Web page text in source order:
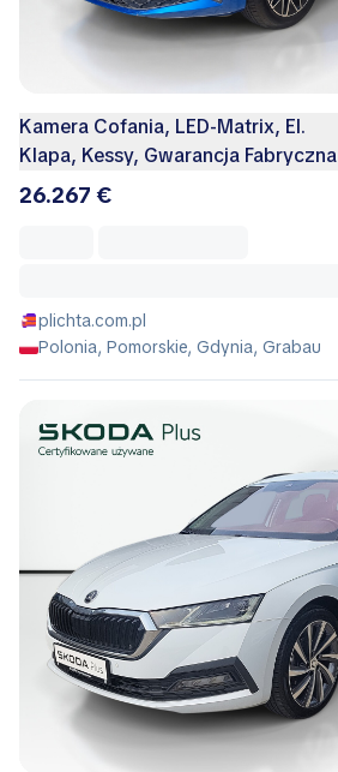
Kamera Cofania, LED-Matrix, El.
Klapa, Kessy, Gwarancja Fabryczna
26.267 €
plichta.com.pl
Polonia, Pomorskie, Gdynia, Grabau